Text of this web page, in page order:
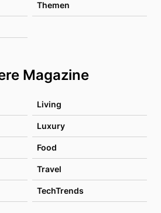
Themen
Magazine
Living
Luxury
Food
Travel
TechTrends